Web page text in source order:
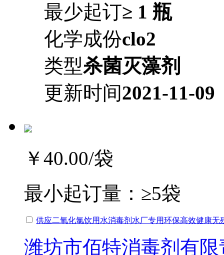
最少起订≥ 1 瓶
化学成份clo2
类型杀菌灭藻剂
更新时间2021-11-09
￥40.00/袋
最小起订量： ≥5袋
供应二氧化氯饮用水消毒剂水厂专用环保高效健康无
潍坊市佰特消毒剂有